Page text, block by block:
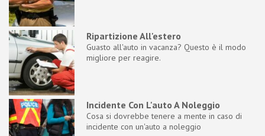
Ripartizione All'estero
Guasto all'auto in vacanza? Questo è il modo
migliore per reagire.
Incidente Con L'auto A Noleggio
Cosa si dovrebbe tenere a mente in caso di
incidente con un'auto a noleggio